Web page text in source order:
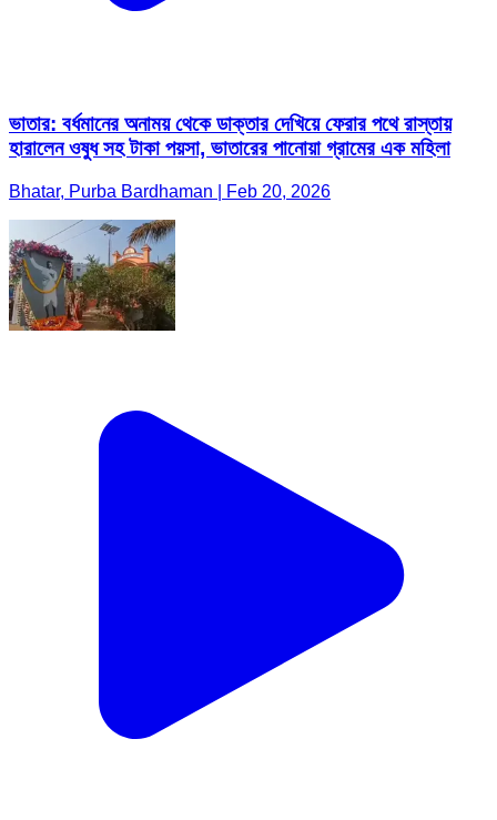
ভাতার: বর্ধমানের অনাময় থেকে ডাক্তার দেখিয়ে ফেরার পথে রাস্তায়
হারালেন ওষুধ সহ টাকা পয়সা, ভাতারের পানোয়া গ্রামের এক মহিলা
Bhatar, Purba Bardhaman | Feb 20, 2026